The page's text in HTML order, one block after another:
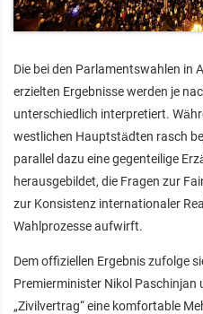
Die bei den Parlamentswahlen in
erzielten Ergebnisse werden je
unterschiedlich interpretiert.
westlichen Hauptstädten rasch
parallel dazu eine gegenteilige
herausgebildet, die Fragen zur
zur Konsistenz internationaler
Wahlprozesse aufwirft.
Dem offiziellen Ergebnis zufolge
Premierminister Nikol Paschinjan
„Zivilvertrag“ eine komfortable